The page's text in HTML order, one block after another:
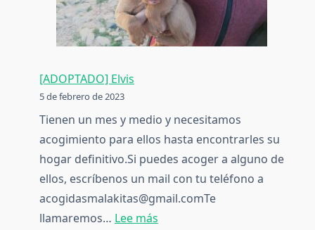
[ADOPTADO] Elvis
5 de febrero de 2023
Tienen un mes y medio y necesitamos
acogimiento para ellos hasta encontrarles su
hogar definitivo.Si puedes acoger a alguno de
ellos, escríbenos un mail con tu teléfono a
acogidasmalakitas@gmail.comTe
llamaremos… Lee más